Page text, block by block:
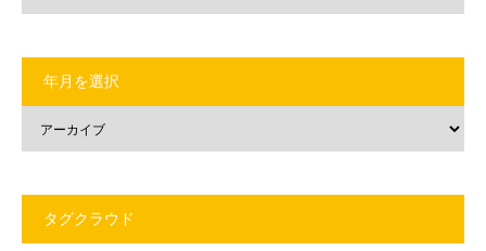
年月を選択
タグクラウド